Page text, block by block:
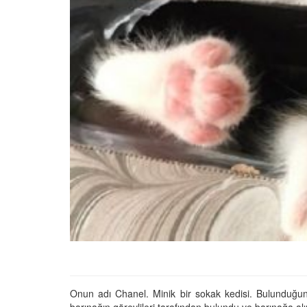
Onun adı Chanel. Minik bir sokak kedisi.
Tüm İnsanların Ders
Gereken 26
22.05.2020
Anne Kedi
Reddeder ve Terk
22.05.2020
Evde Beslenebilecek
Küçük Kedi Cinsi
22.05.2020
Yavru Kedilerde Pire